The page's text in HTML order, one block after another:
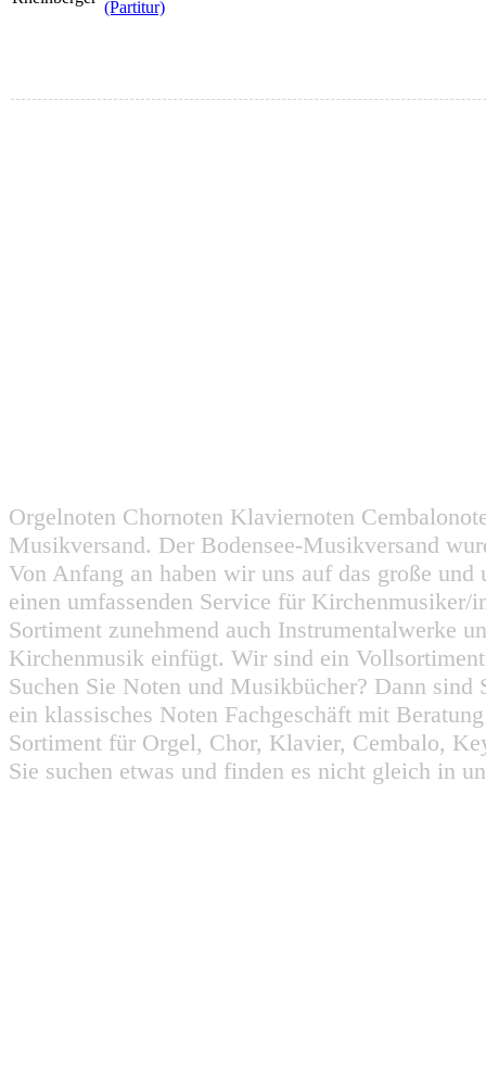
(Partitur)
Orgelnoten Chornoten Klaviernoten
Musikversand. Der Bodensee-Musikversand
Von Anfang an haben wir uns auf das große
einen umfassenden Service für
Sortiment zunehmend auch Instrumentalwerke
Kirchenmusik einfügt. Wir sind ein
Suchen Sie Noten und Musikbücher? Dann
ein klassisches Noten Fachgeschäft mit
Sortiment für Orgel, Chor, Klavier, Cembalo,
Sie suchen etwas und finden es nicht gleich in